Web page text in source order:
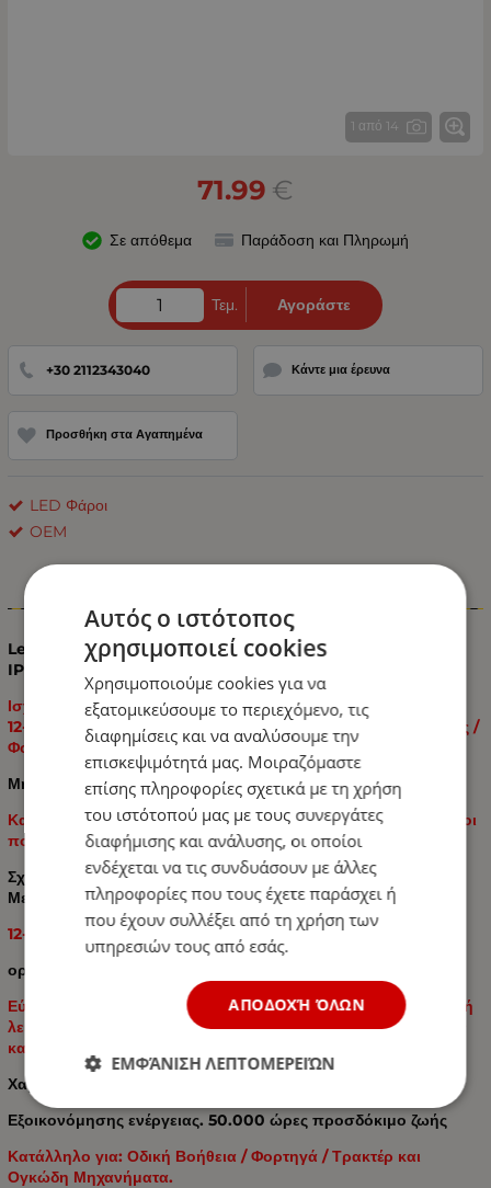
1 από 14
71.99 €
Σε απόθεμα Παράδοση και Πληρωμή
Τεμ. Αγοράστε
+30 2112343040 Κάντε μια έρευνα
Προσθήκη στα Αγαπημένα
LED Φάροι
OEM
Πληροφορίες
Led Φάρος Slim Οδικής Βοήθειας 55cm Πορτοκαλί 12V - 24V
IP65 E-Mark
Ισχυρή λυχνία σήματος έκτακτης ανάγκης LED flash beacon
12-24V κίτρινο για Πλατφόρμα / Οδικής Βοήθειας / Εκσκαφέας /
Φορτηγό / Λεωφορείου / Εκσκαφέα Χιονιού κ.λπ.
Μήκος 55cm x 21.5cm x 8cm
Κατασκευασμένο από υλικά υψηλής ποιότητας, ισχυρές δίοδοι
που παρέχουν εξαιρετική ορατότητα από απόσταση.
Σχεδιασμένο για Φορτηγά / Τρακτέρ / Οδική Βοήθεια και
Μεγάλα Μηχανήματα.
12-24V
ορατότητα 360 μοιρών
Εύκολος έλεγχος εκκίνησης και διακοπής καθώς και εναλλαγή
λειτουργίας, επιτρέποντάς του να χρησιμοποιείται μόνο όταν
και όπως χρειάζεται.
Χαμηλή κατανάλωση.
Εξοικονόμησης ενέργειας. 50.000 ώρες προσδόκιμο ζωής
Κατάλληλο για: Οδική Βοήθεια / Φορτηγά / Τρακτέρ και
Ογκώδη Μηχανήματα.
Αυτός ο ιστότοπος
χρησιμοποιεί cookies
Χρησιμοποιούμε cookies για να
εξατομικεύσουμε το περιεχόμενο, τις
διαφημίσεις και να αναλύσουμε την
επισκεψιμότητά μας. Μοιραζόμαστε
επίσης πληροφορίες σχετικά με τη χρήση
του ιστότοπού μας με τους συνεργάτες
διαφήμισης και ανάλυσης, οι οποίοι
ενδέχεται να τις συνδυάσουν με άλλες
πληροφορίες που τους έχετε παράσχει ή
που έχουν συλλέξει από τη χρήση των
υπηρεσιών τους από εσάς.
ΑΠΟΔΟΧΉ ΌΛΩΝ
ΕΜΦΆΝΙΣΗ ΛΕΠΤΟΜΕΡΕΙΏΝ